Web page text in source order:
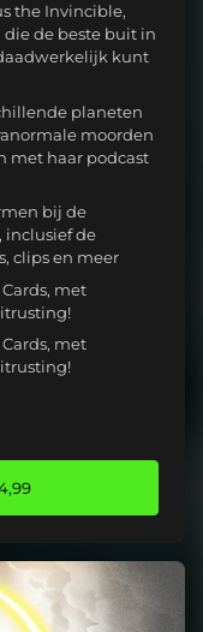
the Invincible,
die de beste buit in
kunt
planeten
moorden
met haar podcast
bij de
inclusief de
clips en meer
met
met